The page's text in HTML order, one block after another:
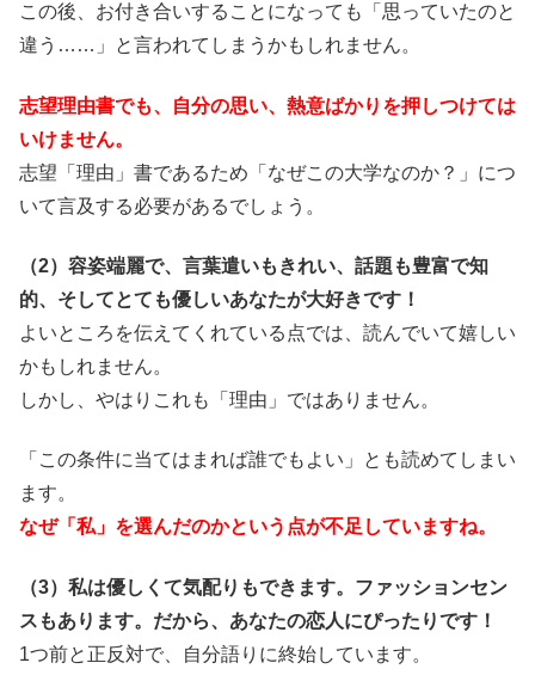
この後、お付き合いすることになっても「思っていたのと
違う……」と言われてしまうかもしれません。
志望理由書でも、自分の思い、熱意ばかりを押しつけては
いけません。
志望「理由」書であるため「なぜこの大学なのか？」につ
いて言及する必要があるでしょう。
（2）容姿端麗で、言葉遣いもきれい、話題も豊富で知
的、そしてとても優しいあなたが大好きです！
よいところを伝えてくれている点では、読んでいて嬉しい
かもしれません。
しかし、やはりこれも「理由」ではありません。
「この条件に当てはまれば誰でもよい」とも読めてしまい
ます。
なぜ「私」を選んだのかという点が不足していますね。
（3）私は優しくて気配りもできます。ファッションセン
スもあります。だから、あなたの恋人にぴったりです！
1つ前と正反対で、自分語りに終始しています。